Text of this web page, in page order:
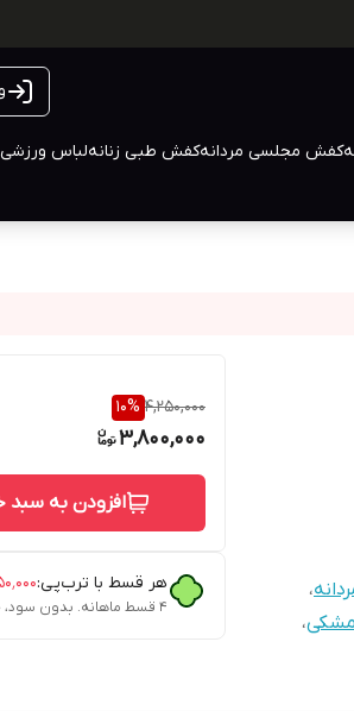
کفش مجلسی مردانهکفش طبی زنانهلباس ورزشی
،
مشکی،
4,250,000
10%
3,800,000
افزودن به سبد
هر قسط با ترب‌پی:
۴ قسط ماهانه. بدون سود، چک و ضامن.